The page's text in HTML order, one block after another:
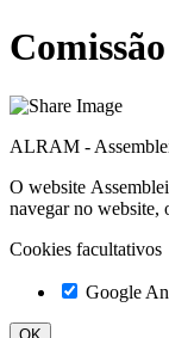
ALRAM -
O website
navegar no website,
Cookies facultativos
Google